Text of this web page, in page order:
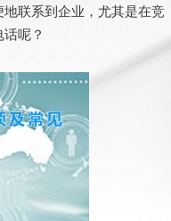
联系到企业，尤其是在竞
呢？